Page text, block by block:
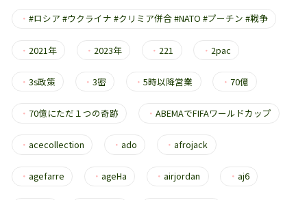
・ #ロシア #ウクライナ #クリミア併合 #NATO #プーチン #戦争
・ 2021年 ・ 2023年 ・ 221 ・ 2pac
・ 3s政策 ・3密 ・5時以降営業 ・ 70億
・ 70億にただ１つの奇跡 ・ABEMAでFIFAワールドカップ
・ acecollection ・ ado ・ afrojack
・ agefarre ・ ageHa ・ airjordan ・ aj6